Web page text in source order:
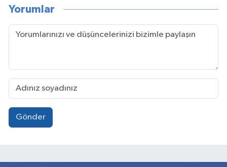
Yorumlar
Gönder